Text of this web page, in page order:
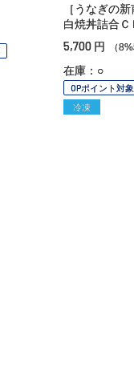
［うなぎの
白焼丼詰合Ｃ
5,700 円 （
在庫：○
OPポイント対象
冷凍